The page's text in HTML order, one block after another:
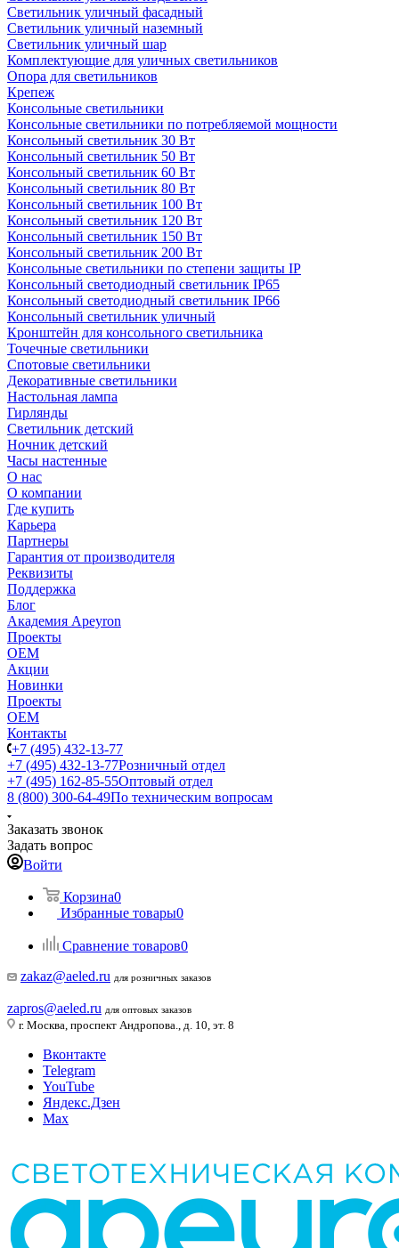
Светильник уличный фасадный
Светильник уличный наземный
Cветильник уличный шар
Комплектующие для уличных светильников
Опора для светильников
Крепеж
Консольные светильники
Консольные светильники по потребляемой мощности
Консольный светильник 30 Вт
Консольный светильник 50 Вт
Консольный светильник 60 Вт
Консольный светильник 80 Вт
Консольный светильник 100 Вт
Консольный светильник 120 Вт
Консольный светильник 150 Вт
Консольный светильник 200 Вт
Консольные светильники по степени защиты IP
Консольный светодиодный светильник IP65
Консольный светодиодный светильник IP66
Консольный светильник уличный
Кронштейн для консольного светильника
Точечные светильники
Спотовые светильники
Декоративные светильники
Настольная лампа
Гирлянды
Светильник детский
Ночник детский
Часы настенные
О нас
О компании
Где купить
Карьера
Партнеры
Гарантия от производителя
Реквизиты
Поддержка
Блог
Академия Apeyron
Проекты
ОЕМ
Акции
Новинки
Проекты
ОЕМ
Контакты
+7 (495) 432-13-77
+7 (495) 432-13-77Розничный отдел
+7 (495) 162-85-55Оптовый отдел
8 (800) 300-64-49По техническим вопросам
Заказать звонок
Задать вопрос
Войти
Корзина0
Избранные товары0
Сравнение товаров0
zakaz@aeled.ru для розничных заказов
zapros@aeled.ru для оптовых заказов
г. Москва, проспект Андропова., д. 10, эт. 8
Вконтакте
Telegram
YouTube
Яндекс.Дзен
Max